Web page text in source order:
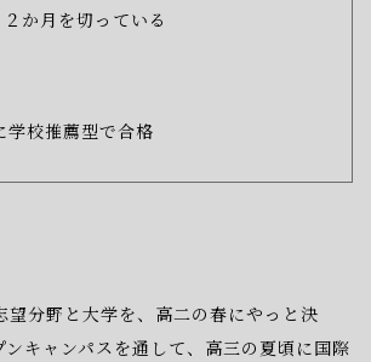
か月を切っている
学校推薦型で合格
望分野と大学を、高二の春にやっと決
ンキャンパスを通して、高三の夏頃に国際